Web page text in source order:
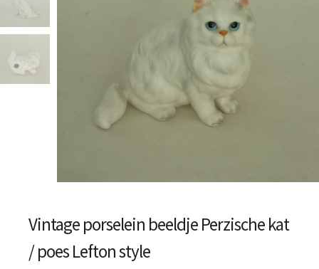
Vintage porselein beeldje Perzische kat
/ poes Lefton style